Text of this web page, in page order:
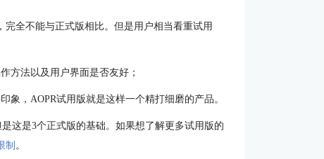
完全不能与正式版相比。但是用户相当看重试用
方法以及用户界面是否友好；
象，AOPR试用版就是这样一个精打细磨的产品。
这是3个正式版的基础。如果想了解更多试用版的
制 。